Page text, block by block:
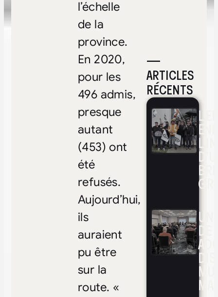
—
ARTICLES
RÉCENTS
DE
l’échelle
de la
province.
En 2020,
pour les
496 admis,
presque
autant
(453) ont
été
refusés.
Aujourd’hui,
ils
auraient
pu être
sur la
route. «